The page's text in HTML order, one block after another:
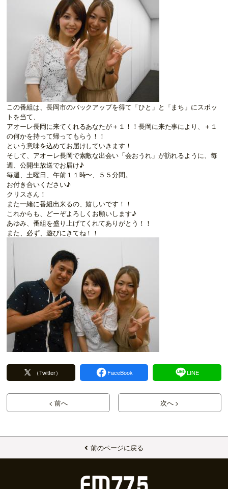
この番組は、長岡市のバックアップを得て「ひと」と「まち」にスポッ
トを当て、
アオーレ長岡に来てくれるあなたが＋１！！長岡に来た事により、＋１
の何かを持って帰ってもらう！！
という意味を込めてお届けしていきます！
そして、アオーレ長岡で素敵な出会い「会おうれ」が訪れるように、毎
週、公開生放送でお届け♪
毎週、土曜日、午前１１時〜、５５分間。
お付き合いください♪
クリスさん！
また一緒に番組出来るの、嬉しいです！！
これからも、どーぞよろしくお願いします♪
あゆみ、番組を盛り上げてくれてありがとう！！
また、必ず、遊びにきてね！！
（Twitter） FaceBook LINE
< 前へ 次へ >
前のページに戻る